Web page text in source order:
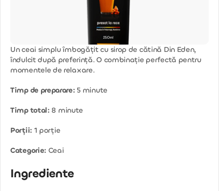
Un ceai simplu îmbogățit cu sirop de cătină Din Eden,
îndulcit după preferință. O combinație perfectă pentru
momentele de relaxare.
Timp de preparare: 5 minute
Timp total: 8 minute
Porții: 1 porție
Categorie: Ceai
Ingrediente